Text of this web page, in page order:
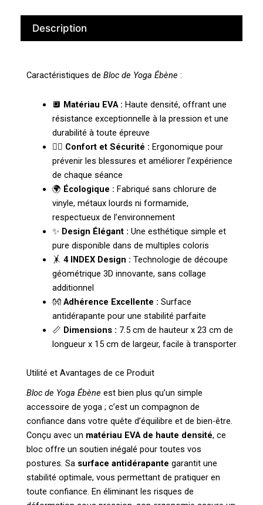
Description
Caractéristiques de Bloc de Yoga Ébène :
🔲 Matériau EVA : Haute densité, offrant une
résistance exceptionnelle à la pression et une
durabilité à toute épreuve
🧘‍♀️ Confort et Sécurité : Ergonomique pour
prévenir les blessures et améliorer l’expérience
de chaque séance
🌍 Écologique : Fabriqué sans chlorure de
vinyle, métaux lourds ni formamide,
respectueux de l’environnement
✨ Design Élégant : Une esthétique simple et
pure disponible dans de multiples coloris
🤸 4 INDEX Design : Technologie de découpe
géométrique 3D innovante, sans collage
additionnel
👐 Adhérence Excellente : Surface
antidérapante pour une stabilité parfaite
📏 Dimensions : 7.5 cm de hauteur x 23 cm de
longueur x 15 cm de largeur, facile à transporter
Utilité et Avantages de ce Produit
Bloc de Yoga Ébène est bien plus qu’un simple
accessoire de yoga ; c’est un compagnon de
confiance dans votre quête d’équilibre et de bien-être.
Conçu avec un matériau EVA de haute densité, ce
bloc offre un soutien inégalé pour toutes vos
postures. Sa surface antidérapante garantit une
stabilité optimale, vous permettant de pratiquer en
toute confiance. En éliminant les risques de